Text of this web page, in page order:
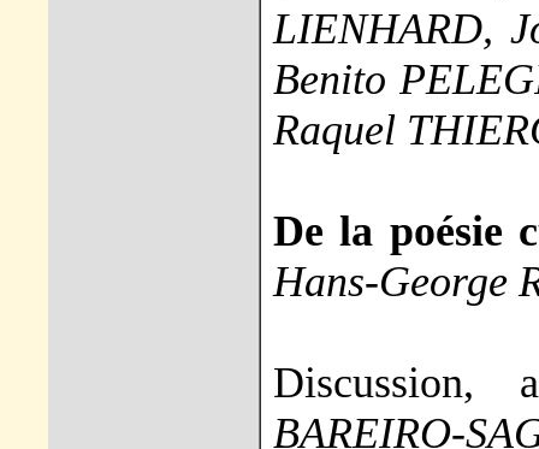
LIENHARD,
Benito
Raquel
De la poésie
Hans-George
Discussion,
BAREIRO-